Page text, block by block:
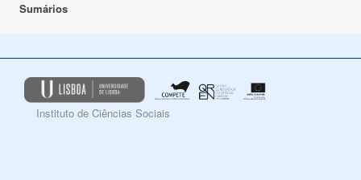
Sumários
Instituto de Ciências Sociais